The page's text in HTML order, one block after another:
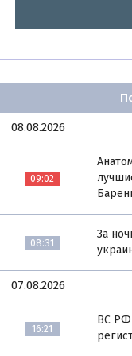
08.08.2026
09:02
08:31
За
07.08.2026
16:21
ВС РФ